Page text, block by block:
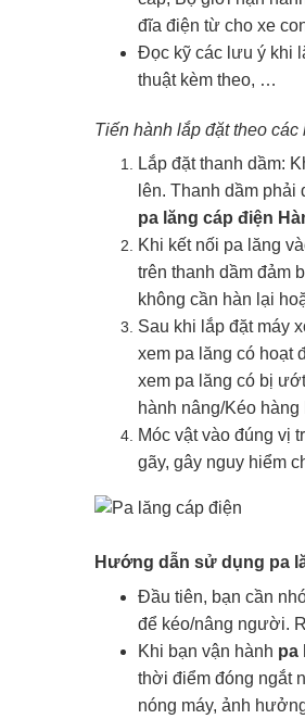
đĩa điện từ cho xe
Đọc kỹ các lưu ý khi
thuật kèm theo, …
Tiến hành lắp đặt theo các
Lắp đặt thanh dầm:
lên. Thanh dầm
pa lăng cáp điện
Khi kết nối pa lăng
trên thanh dầm đảm
không cần hàn lại
Sau khi lắp đặt máy
xem pa lăng có hoạt
xem pa lăng có bị
hành nâng/Kéo hàng
Móc vật vào đúng vị
gãy, gây nguy hiểm
Hướng dẫn sử dụng pa
Đầu tiên, bạn cần
để kéo/nâng người.
Khi bạn vận hành pa
thời điểm đóng ngắt
nóng máy, ảnh